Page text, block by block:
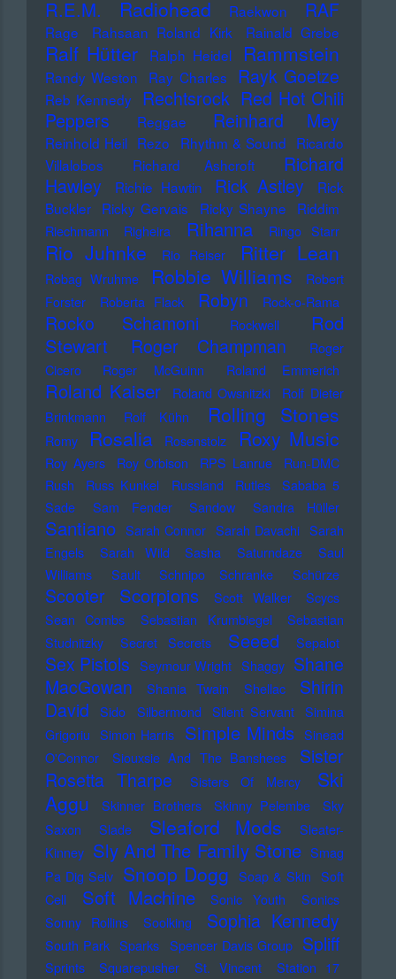
R.E.M. Radiohead Raekwon RAF
Rage Rahsaan Roland Kirk Rainald Grebe
Ralf Hütter Ralph Heidel Rammstein
Randy Weston Ray Charles Rayk Goetze
Reb Kennedy Rechtsrock Red Hot Chili
Peppers
Reggae Reinhard Mey
Reinhold Heil Rezo Rhythm & Sound Ricardo
Villalobos
Richard Ashcroft
Richard
Hawley
Richie Hawtin Rick Astley
Rick
Buckler
Ricky Gervais Ricky Shayne Riddim
Riechmann Righeira Rihanna Ringo Starr
Rio Juhnke Rio Reiser Ritter Lean
Robag Wruhme Robbie Williams
Robert
Forster
Roberta Flack Robyn Rock-o-Rama
Rocko Schamoni Rockwell
Rod
Stewart
Roger Champman
Roger
Cicero
Roger McGuinn Roland Emmerich
Roland Kaiser Roland Owsnitzki
Rolf Dieter
Brinkmann
Rolf Kühn Rolling Stones
Romy Rosalia Rosenstolz Roxy Music
Roy Ayers Roy Orbison RPS Lanrue
Run-DMC
Rush
Russ Kunkel Russland Rutles
Sababa 5
Sade
Sam Fender Sandow Sandra Hüller
Santiano Sarah Connor Sarah Davachi Sarah
Engels
Sarah Wild Sasha Saturndaze
Saul
Williams
Sault Schnipo Schranke Schürze
Scooter Scorpions Scott Walker
Scycs
Sean Combs
Sebastian Krumbiegel
Sebastian
Studnitzky
Secret Secrets Seeed Sepalot
Sex Pistols Seymour Wright Shaggy Shane
MacGowan
Shania Twain Shellac
Shirin
David
Sido Silbermond Silent Servant Simina
Grigoriu Simon Harris Simple Minds Sinead
O'Connor
Siouxsie And The Banshees
Sister
Rosetta Tharpe
Sisters Of Mercy
Ski
Aggu
Skinner Brothers Skinny Pelembe
Sky
Saxon
Slade Sleaford Mods
Sleater-
Kinney Sly And The Family Stone Smag
Pa Dig Selv Snoop Dogg Soap & Skin Soft
Cell
Soft Machine Sonic Youth
Sonics
Sonny Rollins
Soolking Sophia Kennedy
South Park Sparks Spencer Davis Group Spliff
Sprints Squarepusher St. Vincent
Station 17